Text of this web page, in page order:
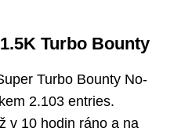
Turbo Bounty
Turbo Bounty No-
2.103 entries.
v 10 hodin ráno a na